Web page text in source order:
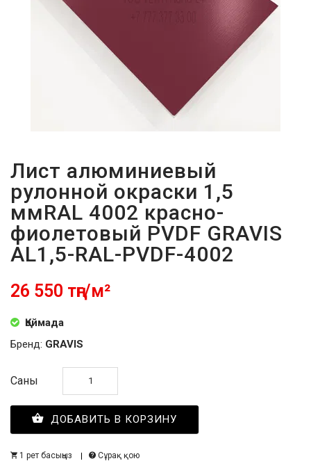
Лист алюминиевый
рулонной окраски 1,5
ммRAL 4002 красно-
фиолетовый PVDF GRAVIS
AL1,5-RAL-PVDF-4002
26 550 тңг/м²
Қоймада
Бренд: GRAVIS
Саны
ДОБАВИТЬ В КОРЗИНУ
1 рет басыңыз Сұрақ қою